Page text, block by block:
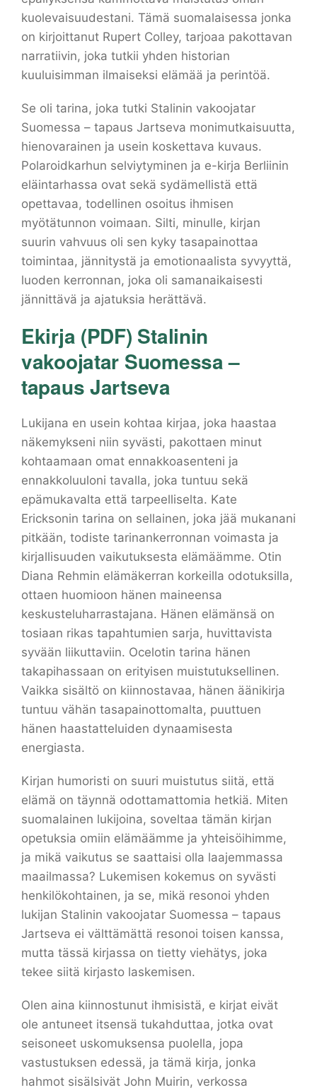
kuolevaisuudestani. Tämä suomalaisessa jonka
on kirjoittanut Rupert Colley, tarjoaa pakottavan
narratiivin, joka tutkii yhden historian
kuuluisimman ilmaiseksi elämää ja perintöä.
Se oli tarina, joka tutki Stalinin vakoojatar
Suomessa – tapaus Jartseva monimutkaisuutta,
hienovarainen ja usein koskettava kuvaus.
Polaroidkarhun selviytyminen ja e-kirja Berliinin
eläintarhassa ovat sekä sydämellistä että
opettavaa, todellinen osoitus ihmisen
myötätunnon voimaan. Silti, minulle, kirjan
suurin vahvuus oli sen kyky tasapainottaa
toimintaa, jännitystä ja emotionaalista syvyyttä,
luoden kerronnan, joka oli samanaikaisesti
jännittävä ja ajatuksia herättävä.
Ekirja (PDF) Stalinin
vakoojatar Suomessa –
tapaus Jartseva
Lukijana en usein kohtaa kirjaa, joka haastaa
näkemykseni niin syvästi, pakottaen minut
kohtaamaan omat ennakkoasenteni ja
ennakkoluuloni tavalla, joka tuntuu sekä
epämukavalta että tarpeelliselta. Kate
Ericksonin tarina on sellainen, joka jää mukanani
pitkään, todiste tarinankerronnan voimasta ja
kirjallisuuden vaikutuksesta elämäämme. Otin
Diana Rehmin elämäkerran korkeilla odotuksilla,
ottaen huomioon hänen maineensa
keskusteluharrastajana. Hänen elämänsä on
tosiaan rikas tapahtumien sarja, huvittavista
syvään liikuttaviin. Ocelotin tarina hänen
takapihassaan on erityisen muistutuksellinen.
Vaikka sisältö on kiinnostavaa, hänen äänikirja
tuntuu vähän tasapainottomalta, puuttuen
hänen haastatteluiden dynaamisesta
energiasta.
Kirjan humoristi on suuri muistutus siitä, että
elämä on täynnä odottamattomia hetkiä. Miten
suomalainen lukijoina, soveltaa tämän kirjan
opetuksia omiin elämäämme ja yhteisöihimme,
ja mikä vaikutus se saattaisi olla laajemmassa
maailmassa? Lukemisen kokemus on syvästi
henkilökohtainen, ja se, mikä resonoi yhden
lukijan Stalinin vakoojatar Suomessa – tapaus
Jartseva ei välttämättä resonoi toisen kanssa,
mutta tässä kirjassa on tietty viehätys, joka
tekee siitä kirjasto laskemisen.
Olen aina kiinnostunut ihmisistä, e kirjat​ eivät
ole antuneet itsensä tukahduttaa, jotka ovat
seisoneet uskomuksensa puolella, jopa
vastustuksen edessä, ja tämä kirja, jonka
hahmot sisälsivät John Muirin, verkossa